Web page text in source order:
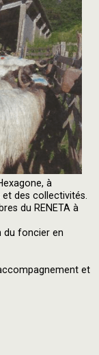
à
et des collectivités.
du RENETA à
du foncier en
et